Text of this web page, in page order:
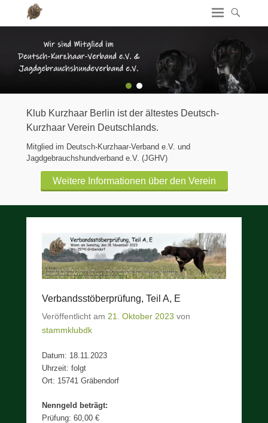
2
Klub Kurzhaar Berlin ist der ältestes Deutsch-
Kurzhaar Verein Deutschlands.
Mitglied im Deutsch-Kurzhaar-Verband e.V. und
Jagdgebrauchshundverband e.V. (JGHV)
Weitere Informationen über den Verein
Verbandsstöberprüfung, Teil A, E
Veröffentlicht am 21. Oktober 2023 von
stammklubdk
Datum: 18.11.2023
Uhrzeit: folgt
Ort: 15741 Gräbendorf
Nenngeld beträgt:
Prüfung: 60,00 €